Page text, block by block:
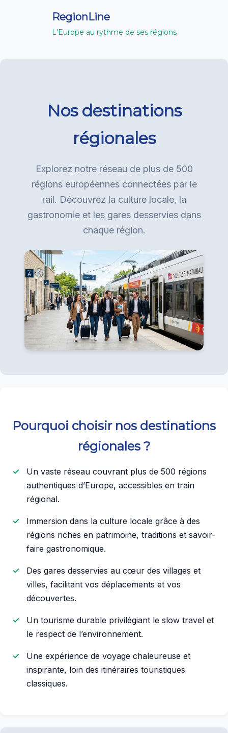
RegionLine
L'Europe au rythme de ses régions
Nos destinations
régionales
Explorez notre réseau de plus de 500
régions européennes connectées par le
rail. Découvrez la culture locale, la
gastronomie et les gares desservies dans
chaque région.
Pourquoi choisir nos destinations
régionales ?
Un vaste réseau couvrant plus de 500 régions
authentiques d’Europe, accessibles en train
régional.
Immersion dans la culture locale grâce à des
régions riches en patrimoine, traditions et savoir-
faire gastronomique.
Des gares desservies au cœur des villages et
villes, facilitant vos déplacements et vos
découvertes.
Un tourisme durable privilégiant le slow travel et
le respect de l’environnement.
Une expérience de voyage chaleureuse et
inspirante, loin des itinéraires touristiques
classiques.